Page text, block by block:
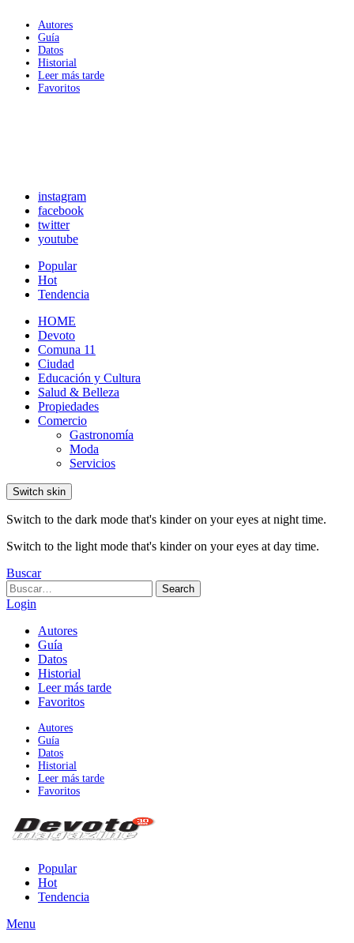
Autores
Guía
Datos
Historial
Leer más tarde
Favoritos
instagram
facebook
twitter
youtube
Popular
Hot
Tendencia
HOME
Devoto
Comuna 11
Ciudad
Educación y Cultura
Salud & Belleza
Propiedades
Comercio
Gastronomía
Moda
Servicios
Switch skin
Switch to the dark mode that's kinder on your eyes at night time.
Switch to the light mode that's kinder on your eyes at day time.
Buscar
Search
for:
Search
Login
Autores
Guía
Datos
Historial
Leer más tarde
Favoritos
Autores
Guía
Datos
Historial
Leer más tarde
Favoritos
Popular
Hot
Tendencia
Menu